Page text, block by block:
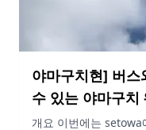
야마구치현] 버
수 있는 야마구치
전편
개요 이번에는 setowa